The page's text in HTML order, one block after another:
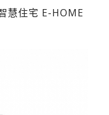
慧住宅 E-HOME